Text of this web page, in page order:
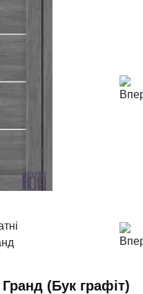
(Бук графіт)